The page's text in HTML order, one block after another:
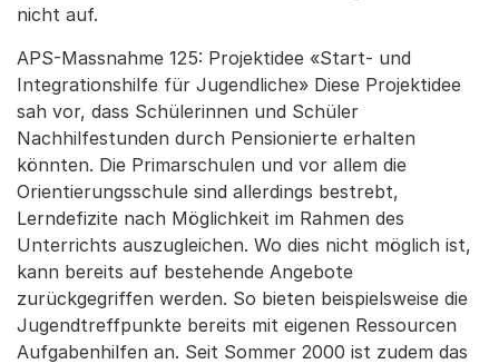
nicht auf.
APS-Massnahme 125: Projektidee «Start- und
Integrationshilfe für Jugendliche» Diese Projektidee
sah vor, dass Schülerinnen und Schüler
Nachhilfestunden durch Pensionierte erhalten
könnten. Die Primarschulen und vor allem die
Orientierungsschule sind allerdings bestrebt,
Lerndefizite nach Möglichkeit im Rahmen des
Unterrichts auszugleichen. Wo dies nicht möglich ist,
kann bereits auf bestehende Angebote
zurückgegriffen werden. So bieten beispielsweise die
Jugendtreffpunkte bereits mit eigenen Ressourcen
Aufgabenhilfen an. Seit Sommer 2000 ist zudem das